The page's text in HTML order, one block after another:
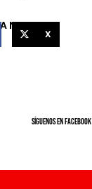
NOTICIA
X
SíGUENOS EN FACEBOOK